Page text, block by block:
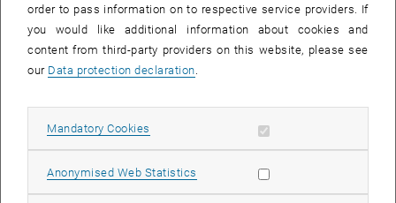
mit positiven Effekten für die Lebensqualität, die Ökologie und
Raumentwicklung verbunden waren. Im Zuge der autogerechten
Stadt und dem Suburbanisierungstrend ab den 1950er Jahren hat
sich eine fragmentierte Landschaft ohne Zentren räumliche
oder Verkehrsflächen verkommen. Dieses städtebauliche
„Freestyling“, ist stark auf den MIV ausgelegt und geht mit einem
hohen Verbrauch von Land und Energie einher. Die Klimakrise und
die Notwendigkeit den CO2Ausstoß zu verringern leiten einen
erneuten urbanen Transformationsprozess ein, der davon ausgeht,
order to pass information on to respective service providers. If
you would like additional information about cookies and
content from third-party providers on this website, please see
our Data protection declaration
Mandatory Cookies Allow mandatory cookies
Anonymised Web Statistics Allow statistic cookies